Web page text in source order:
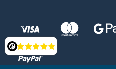
Bewertung